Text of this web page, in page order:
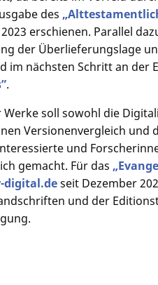
des
erschienen. Parallel
der Überlieferungslage
im nächsten Schritt an der
.
Werke soll sowohl die
Versionenvergleich und
und
gemacht. Für das
digital.deseit Dezember
und der